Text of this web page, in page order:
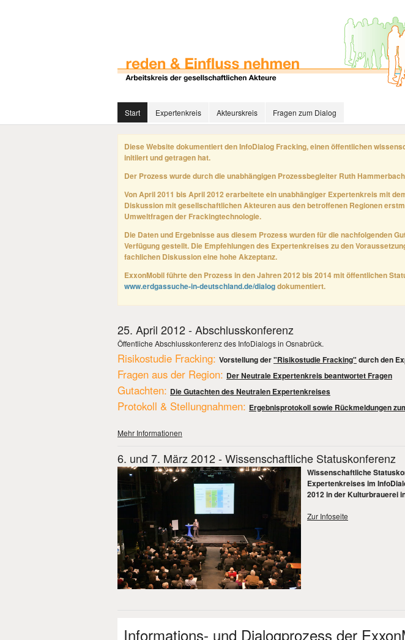
Start Expertenkreis Akteurskreis Fragen zum Dialog
Diese Website dokumentiert den InfoDialog Fracking, einen öffentlichen
initiiert und getragen hat.
Der Prozess wurde durch die unabhängigen Prozessbegleiter Ruth
Von April 2011 bis April 2012 erarbeitete ein unabhängiger Expertenkreis mit
Diskussion mit gesellschaftlichen Akteuren aus den betroffenen Regionen
Umweltfragen der Frackingtechnologie.
Die Daten und Ergebnisse aus diesem Prozess wurden für die nachfolgenden
Verfügung gestellt. Die Empfehlungen des Expertenkreises zu den
fachlichen Diskussion eine hohe Akzeptanz.
ExxonMobil führte den Prozess in den Jahren 2012 bis 2014 mit öffentlichen
www.erdgassuche-in-deutschland.de/dialogdokumentiert.
25. April 2012 - Abschlusskonferenz
Öffentliche Abschlusskonferenz des InfoDialogs in Osnabrück.
Risikostudie Fracking: Vorstellung der"Risikostudie Fracking" durch den
Fragen aus der Region: Der Neutrale Expertenkreis beantwortet Fragen
Gutachten: Die Gutachten des Neutralen Expertenkreises
Protokoll & Stellungnahmen: Ergebnisprotokoll sowie Rückmeldungen
Mehr Informationen
6. und 7. März 2012 - Wissenschaftliche Statuskonferenz
Wissenschaftliche
Expertenkreises im
2012 in der Kulturbrauerei
Zur Infoseite
Informations- und Dialogprozess der